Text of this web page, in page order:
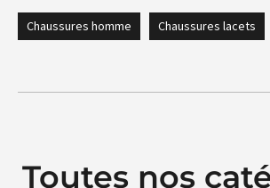
Chaussures homme Chaussures lacets
Toutes nos